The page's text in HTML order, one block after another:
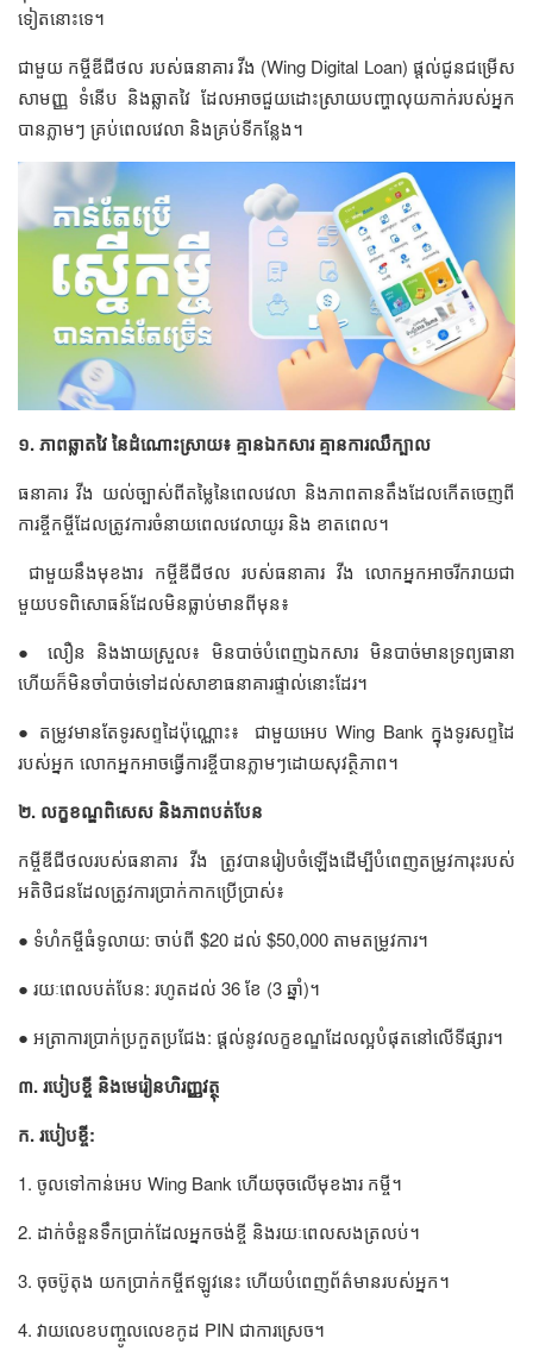
ទៀតនោះទេ។
ជាមួយ កម្ចីឌីជីថល របស់ធនាគារ វីង (Wing Digital Loan) ផ្តល់ជូនជម្រើស
សាមញ្ញ ទំនើប និងឆ្លាតវៃ ដែលអាចជួយដោះស្រាយបញ្ហាលុយកាក់របស់អ្នក
បានភ្លាមៗ គ្រប់ពេលវេលា និងគ្រប់ទីកន្លែង។
១. ភាពឆ្លាតវៃ នៃដំណោះស្រាយ៖ គ្មានឯកសារ គ្មានការឈឺក្បាល
ធនាគារ វីង យល់ច្បាស់ពីតម្លៃនៃពេលវេលា និងភាពតានតឹងដែលកើតចេញពី
ការខ្ចីកម្ចីដែលត្រូវការចំនាយពេលវេលាយូរ និង ខាតពេល។
ជាមួយនឹងមុខងារ កម្ចីឌីជីថល របស់ធនាគារ វីង លោកអ្នកអាចរីករាយជា
មួយបទពិសោធន៍ដែលមិនធ្លាប់មានពីមុន៖
● លឿន និងងាយស្រួល៖ មិនបាច់បំពេញឯកសារ មិនបាច់មានទ្រព្យធានា
ហើយក៏មិនចាំបាច់ទៅដល់សាខាធនាគារផ្ទាល់នោះដែរ។
● តម្រូវមានតែទូរសព្ទដៃប៉ុណ្ណោះ៖ ជាមួយអេប Wing Bank ក្នុងទូរសព្ទដៃ
របស់អ្នក លោកអ្នកអាចធ្វើការខ្ចីបានភ្លាមៗដោយសុវត្ថិភាព។
២. លក្ខខណ្ឌពិសេស និងភាពបត់បែន
កម្ចីឌីជីថលរបស់ធនាគារ វីង ត្រូវបានរៀបចំឡើងដើម្បីបំពេញតម្រូវការុះរបស់
អតិថិជនដែលត្រូវការប្រាក់កាកប្រើប្រាស់៖
● ទំហំកម្ចីធំទូលាយ: ចាប់ពី $20 ដល់ $50,000 តាមតម្រូវការ។
● រយៈពេលបត់បែន: រហូតដល់ 36 ខែ (3 ឆ្នាំ)។
● អត្រាការប្រាក់ប្រកួតប្រជែង: ផ្តល់នូវលក្ខខណ្ឌដែលល្អបំផុតនៅលើទីផ្សារ។
៣. របៀបខ្ចី និងមេរៀនហិរញ្ញវត្ថុ
ក. របៀបខ្ចី:
1. ចូលទៅកាន់អេប Wing Bank ហើយចុចលើមុខងារ កម្ចី។
2. ដាក់ចំនួនទឹកប្រាក់ដែលអ្នកចង់ខ្ចី និងរយៈពេលសងត្រលប់។
3. ចុចប៊ូតុង យកប្រាក់កម្ចីឥឡូវនេះ ហើយបំពេញព័ត៌មានរបស់អ្នក។
4. វាយលេខបញ្ចូលលេខកូដ PIN ជាការស្រេច។